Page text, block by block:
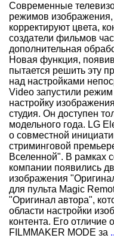
Современные
режимов изображения,
корректируют цвета,
создатели фильмов
дополнительная
Новая функция,
пытается решить эту
над настройками
Video запустили
настройку
студия. Он доступен
модельного года. LG
о совместной
стриминговой
Вселенной". В рамках
компании появились
изображения
для пульта Magic
"Оригинал автора",
области настройки
контента. Его отличие
FILMMAKER MODE за